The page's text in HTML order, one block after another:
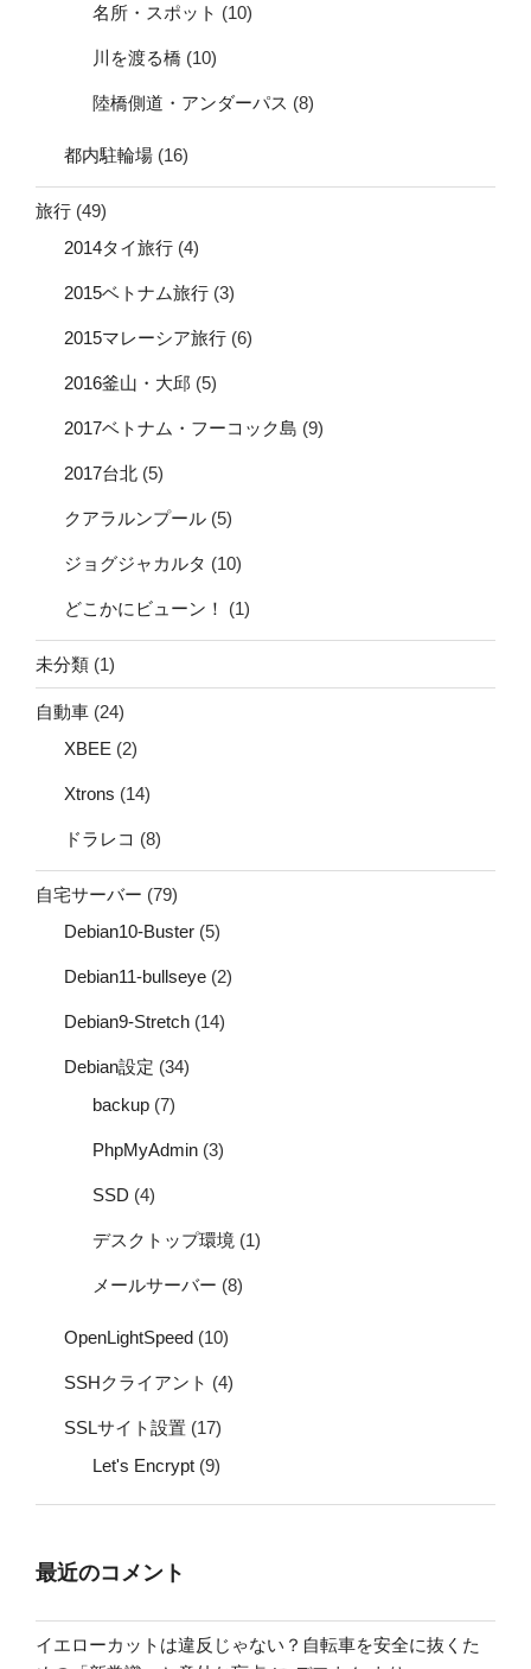
名所・スポット (10)
川を渡る橋 (10)
陸橋側道・アンダーパス (8)
都内駐輪場 (16)
旅行 (49)
2014タイ旅行 (4)
2015ベトナム旅行 (3)
2015マレーシア旅行 (6)
2016釜山・大邱 (5)
2017ベトナム・フーコック島 (9)
2017台北 (5)
クアラルンプール (5)
ジョグジャカルタ (10)
どこかにビューン！ (1)
未分類 (1)
自動車 (24)
XBEE (2)
Xtrons (14)
ドラレコ (8)
自宅サーバー (79)
Debian10-Buster (5)
Debian11-bullseye (2)
Debian9-Stretch (14)
Debian設定 (34)
backup (7)
PhpMyAdmin (3)
SSD (4)
デスクトップ環境 (1)
メールサーバー (8)
OpenLightSpeed (10)
SSHクライアント (4)
SSLサイト設置 (17)
Let's Encrypt (9)
最近のコメント
イエローカットは違反じゃない？自転車を安全に抜くた